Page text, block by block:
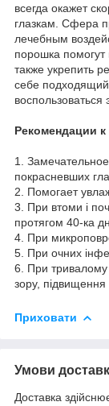
всегда окажет
глазкам. Cфера
лечебным
порошка
также укрепить
себе подходящий
Рекомендации
1.
покрасневших
2. Помогает
3. При втоми і
протягом 40-ка
4. При
5. При очних
6. При тривалому
зору, підвищення
Приховати
Умови
Доставка